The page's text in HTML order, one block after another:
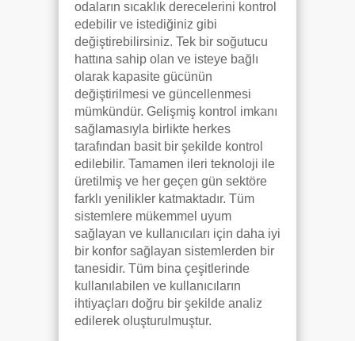
odaların sıcaklık derecelerini kontrol
edebilir ve istediğiniz gibi
değiştirebilirsiniz. Tek bir soğutucu
hattına sahip olan ve isteye bağlı
olarak kapasite gücünün
değiştirilmesi ve güncellenmesi
mümkündür. Gelişmiş kontrol imkanı
sağlamasıyla birlikte herkes
tarafından basit bir şekilde kontrol
edilebilir. Tamamen ileri teknoloji ile
üretilmiş ve her geçen gün sektöre
farklı yenilikler katmaktadır. Tüm
sistemlere mükemmel uyum
sağlayan ve kullanıcıları için daha iyi
bir konfor sağlayan sistemlerden bir
tanesidir. Tüm bina çeşitlerinde
kullanılabilen ve kullanıcıların
ihtiyaçları doğru bir şekilde analiz
edilerek oluşturulmuştur.